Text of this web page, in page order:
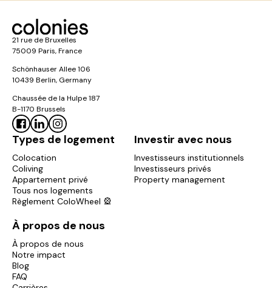
21 rue de Bruxelles
75009 Paris, France
Schönhauser Allee 106
10439 Berlin, Germany
Chaussée de la Hulpe 187
B-1170 Brussels
Types de logement
Colocation
Coliving
Appartement privé
Tous nos logements
Règlement ColoWheel 🎡
Investir avec nous
Investisseurs institutionnels
Investisseurs privés
Property management
À propos de nous
À propos de nous
Notre impact
Blog
FAQ